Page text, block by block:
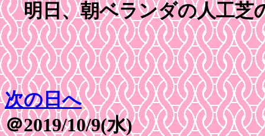
明日、朝ベランダの人工芝
次の日へ
＠2019/10/9(水)